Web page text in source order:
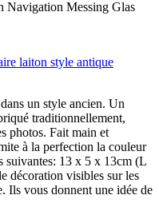
laiton style antique
un style ancien. Un
traditionnellement,
photos. Fait main et
à la perfection la couleur
suivantes: 13 x 5 x 13cm (L
décoration visibles sur les
Ils vous donnent une idée de